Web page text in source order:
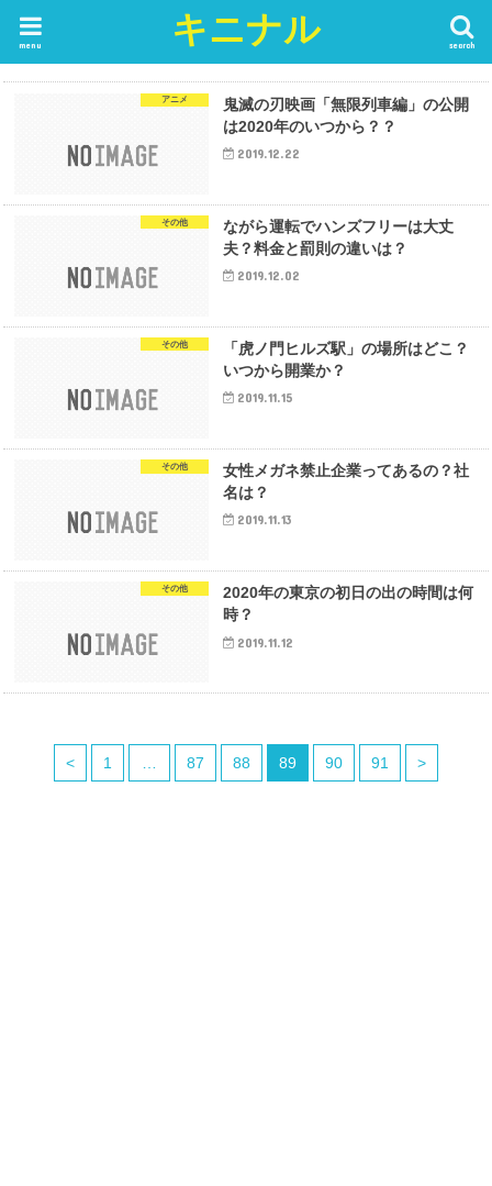
キニナル search
menu
アニメ
鬼滅の刃映画「無限列車編」の公開
は2020年のいつから？？
2019.12.22
その他
ながら運転でハンズフリーは大丈
夫？料金と罰則の違いは？
2019.12.02
その他
「虎ノ門ヒルズ駅」の場所はどこ？
いつから開業か？
2019.11.15
その他
女性メガネ禁止企業ってあるの？社
名は？
2019.11.13
その他
2020年の東京の初日の出の時間は何
時？
2019.11.12
< 1 87 88 89 90 91 >